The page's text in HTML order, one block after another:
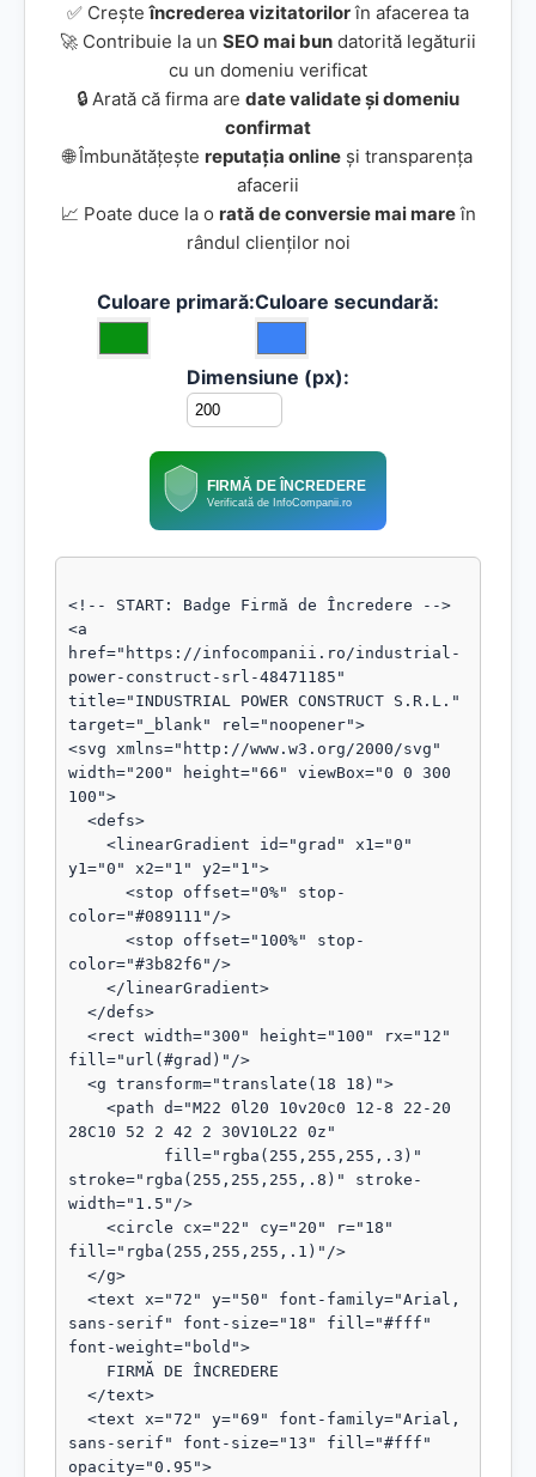
✅ Creșteîncrederea vizitatorilorîn afacerea ta
🚀 Contribuie la un SEO mai bun datorită legăturii
cu un domeniu verificat
🔒 Arată că firma are date validate și domeniu
confirmat
🌐 Îmbunătățește reputația online și transparența
afacerii
📈 Poate duce la o rată de conversie mai mareîn
rândul clienților noi
Culoare primară:Culoare secundară:
Dimensiune (px):
FIRMĂ DE ÎNCREDERE
Verificată de InfoCompanii.ro
<!-- START: Badge Firmă de Încredere -->
<a
href="https://infocompanii.ro/industrial-
power-construct-srl-48471185"
title="INDUSTRIAL POWER CONSTRUCT S.R.L."
target="_blank" rel="noopener">
<svg xmlns="http://www.w3.org/2000/svg"
width="200" height="66" viewBox="0 0 300
100">
y1="0" x2="1" y2="1">
color="#089111"/>
color="#3b82f6"/>
fill="url(#grad)"/>
28C10 52 2 42 2 30V10L22 0z"
stroke="rgba(255,255,255,.8)" stroke-
width="1.5"/>
fill="rgba(255,255,255,.1)"/>
sans-serif" font-size="18" fill="#fff"
font-weight="bold">
sans-serif" font-size="13" fill="#fff"
opacity="0.95">